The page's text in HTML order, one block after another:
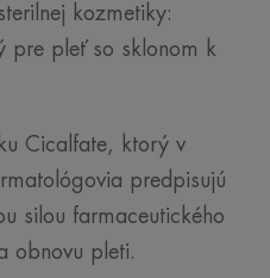
kozmetiky:
pre pleť so sklonom k
Cicalfate, ktorý v
predpisujú
silou farmaceutického
obnovu pleti.